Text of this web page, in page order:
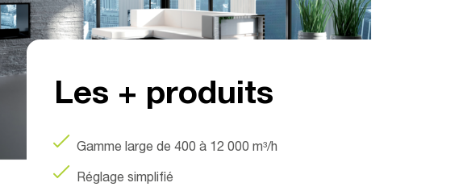
Les + produits
Gamme large de 400 à 12 000 m³/h
Réglage simplifié